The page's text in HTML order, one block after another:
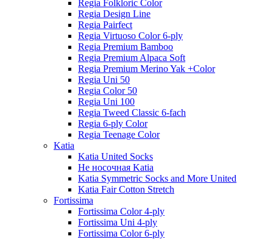
Regia Folkloric Color
Regia Design Line
Regia Pairfect
Regia Virtuoso Color 6-ply
Regia Premium Bamboo
Regia Premium Alpaca Soft
Regia Premium Merino Yak +Color
Regia Uni 50
Regia Color 50
Regia Uni 100
Regia Tweed Classic 6-fach
Regia 6-ply Color
Regia Teenage Color
Katia
Katia United Socks
Не носочная Katia
Katia Symmetric Socks and More United
Katia Fair Cotton Stretch
Fortissima
Fortissima Color 4-ply
Fortissima Uni 4-ply
Fortissima Color 6-ply